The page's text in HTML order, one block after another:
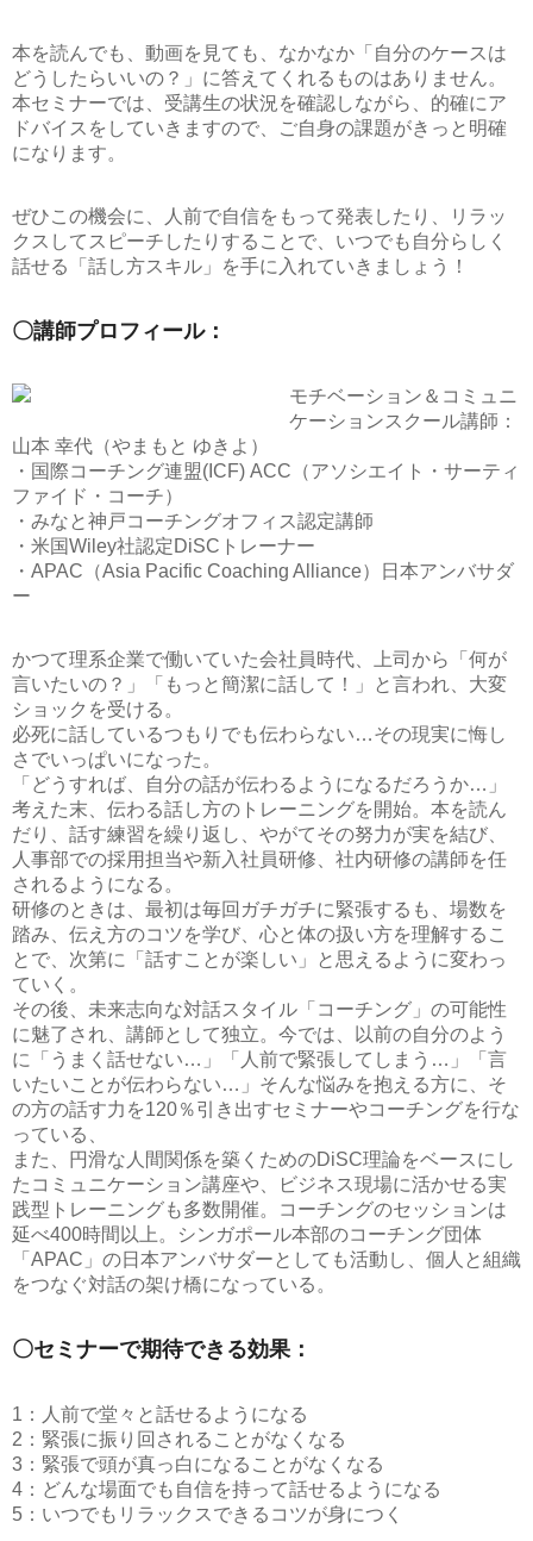
本を読んでも、動画を見ても、なかなか「自分のケースは
どうしたらいいの？」に答えてくれるものはありません。
本セミナーでは、受講生の状況を確認しながら、的確にア
ドバイスをしていきますので、ご自身の課題がきっと明確
になります。
ぜひこの機会に、人前で自信をもって発表したり、リラッ
クスしてスピーチしたりすることで、いつでも自分らしく
話せる「話し方スキル」を手に入れていきましょう！
〇講師プロフィール：
モチベーション＆コミュニ
ケーションスクール講師：
山本 幸代（やまもと ゆきよ）
・国際コーチング連盟(ICF) ACC（アソシエイト・サーティ
ファイド・コーチ）
・みなと神戸コーチングオフィス認定講師
・米国Wiley社認定DiSCトレーナー
・APAC（Asia Pacific Coaching Alliance）日本アンバサダ
ー
かつて理系企業で働いていた会社員時代、上司から「何が
言いたいの？」「もっと簡潔に話して！」と言われ、大変
ショックを受ける。
必死に話しているつもりでも伝わらない…その現実に悔し
さでいっぱいになった。
「どうすれば、自分の話が伝わるようになるだろうか…」
考えた末、伝わる話し方のトレーニングを開始。本を読ん
だり、話す練習を繰り返し、やがてその努力が実を結び、
人事部での採用担当や新入社員研修、社内研修の講師を任
されるようになる。
研修のときは、最初は毎回ガチガチに緊張するも、場数を
踏み、伝え方のコツを学び、心と体の扱い方を理解するこ
とで、次第に「話すことが楽しい」と思えるように変わっ
ていく。
その後、未来志向な対話スタイル「コーチング」の可能性
に魅了され、講師として独立。今では、以前の自分のよう
に「うまく話せない…」「人前で緊張してしまう…」「言
いたいことが伝わらない…」そんな悩みを抱える方に、そ
の方の話す力を120％引き出すセミナーやコーチングを行な
っている、
また、円滑な人間関係を築くためのDiSC理論をベースにし
たコミュニケーション講座や、ビジネス現場に活かせる実
践型トレーニングも多数開催。コーチングのセッションは
延べ400時間以上。シンガポール本部のコーチング団体
「APAC」の日本アンバサダーとしても活動し、個人と組織
をつなぐ対話の架け橋になっている。
〇セミナーで期待できる効果：
1：人前で堂々と話せるようになる
2：緊張に振り回されることがなくなる
3：緊張で頭が真っ白になることがなくなる
4：どんな場面でも自信を持って話せるようになる
5：いつでもリラックスできるコツが身につく